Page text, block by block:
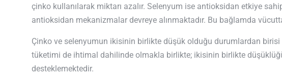
çinko kullanılarak miktarı azalır. Selenyum ise antioksidan etkiye
antioksidan mekanizmalar devreye alınmaktadır. Bu bağlamda
Çinko ve selenyumun ikisinin birlikte düşük olduğu durumlardan birisi
tüketimi de ihtimal dahilinde olmakla birlikte; ikisinin birlikte
desteklemektedir.